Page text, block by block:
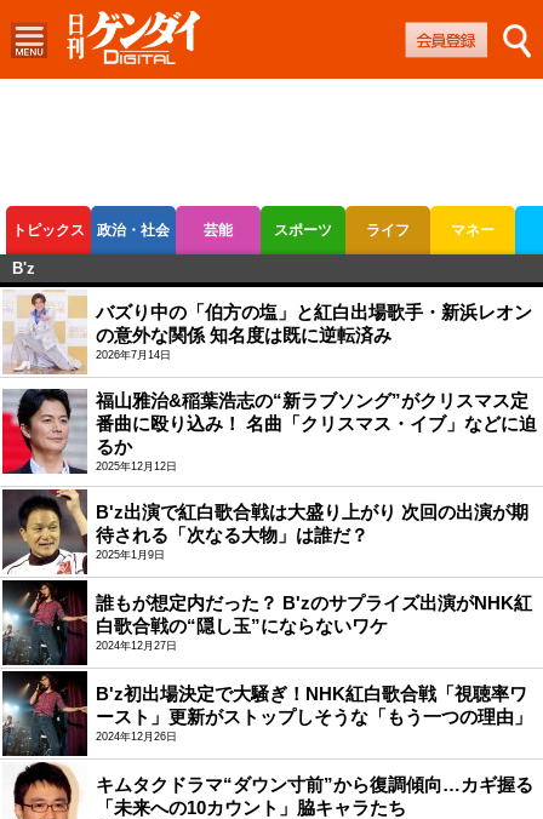
トピックス 政治・社会 芸能 スポーツ ライフ マネー
ボートレース
B'z
バズり中の「伯方の塩」と紅白出場歌手・新浜レオン
の意外な関係 知名度は既に逆転済み
2026年7月14日
福山雅治&稲葉浩志の“新ラブソング”がクリスマス定
番曲に殴り込み！ 名曲「クリスマス・イブ」などに迫
るか
2025年12月12日
B'z出演で紅白歌合戦は大盛り上がり 次回の出演が期
待される「次なる大物」は誰だ？
2025年1月9日
誰もが想定内だった？ B'zのサプライズ出演がNHK紅
白歌合戦の“隠し玉”にならないワケ
2024年12月27日
B'z初出場決定で大騒ぎ！NHK紅白歌合戦「視聴率ワ
ースト」更新がストップしそうな「もう一つの理由」
2024年12月26日
キムタクドラマ“ダウン寸前”から復調傾向…カギ握る
「未来への10カウント」脇キャラたち